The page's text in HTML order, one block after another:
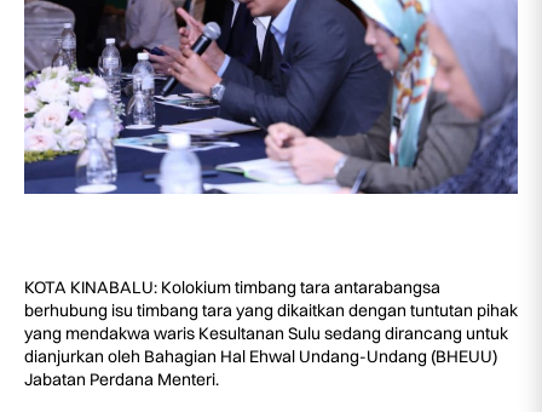
KOTA KINABALU: Kolokium timbang tara antarabangsa
berhubung isu timbang tara yang dikaitkan dengan tuntutan pihak
yang mendakwa waris Kesultanan Sulu sedang dirancang untuk
dianjurkan oleh Bahagian Hal Ehwal Undang-Undang (BHEUU)
Jabatan Perdana Menteri.